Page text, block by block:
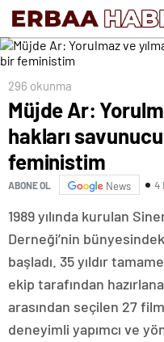
296 okunma
Müjde Ar:
hakları
feministim
ABONE OL News 4
1989 yılında kurulan
Derneği’nin
başladı. 35 yıldır
ekip tarafından
arasından seçilen 27
deneyimli yapımcı ve